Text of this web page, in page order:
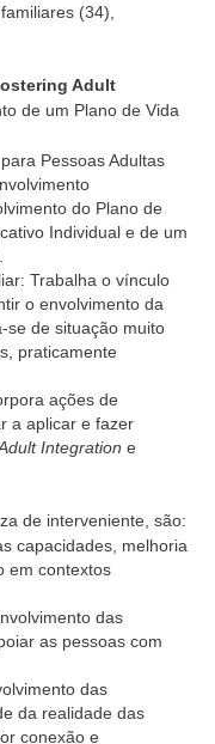
(34),
Adult
de um Plano de Vida
Pessoas Adultas
do Plano de
Individual e de um
Trabalha o vínculo
o envolvimento da
se de situação muito
praticamente
ações de
a aplicar e fazer
Integration e
de interveniente, são:
capacidades, melhoria
em contextos
das
as pessoas com
das
da realidade das
conexão e